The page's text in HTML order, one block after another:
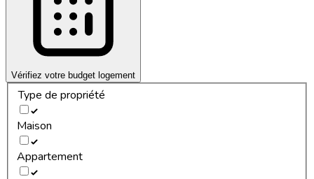
Vérifiez votre budget logement
Type de propriété
Maison
Appartement